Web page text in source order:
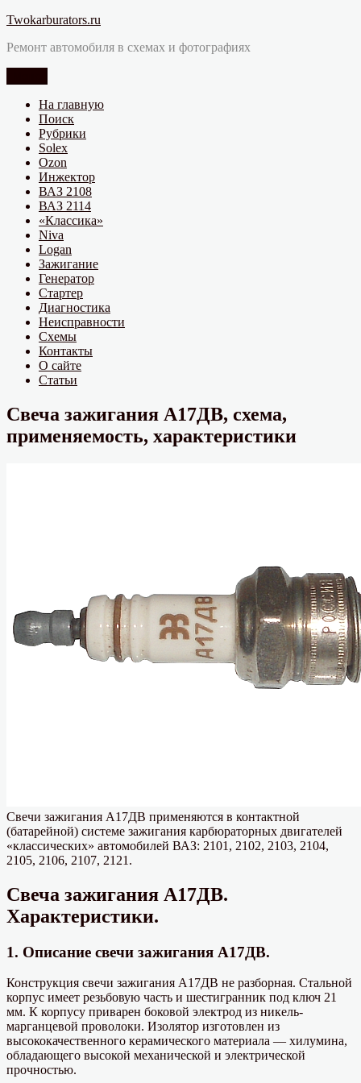
Перейти
содержимому
Twokarburators.ru
Ремонт автомобиля в схемах и фотографиях
На главную
Поиск
Рубрики
Solex
Ozon
Инжектор
ВАЗ 2108
ВАЗ 2114
«Классика»
Niva
Logan
Зажигание
Генератор
Стартер
Диагностика
Неисправности
Схемы
Контакты
О сайте
Статьи
Свеча зажигания А17ДВ, схема,
применяемость, характеристики
Свечи зажигания А17ДВ применяются в контактной
(батарейной) системе зажигания карбюраторных двигателей
«классических» автомобилей ВАЗ: 2101, 2102, 2103, 2104,
2105, 2106, 2107, 2121.
Свеча зажигания А17ДВ.
Характеристики.
1. Описание свечи зажигания А17ДВ.
Конструкция свечи зажигания А17ДВ не разборная. Стальной
корпус имеет резьбовую часть и шестигранник под ключ 21
мм. К корпусу приварен боковой электрод из никель-
марганцевой проволоки. Изолятор изготовлен из
высококачественного керамического материала — хилумина,
обладающего высокой механической и электрической
прочностью.